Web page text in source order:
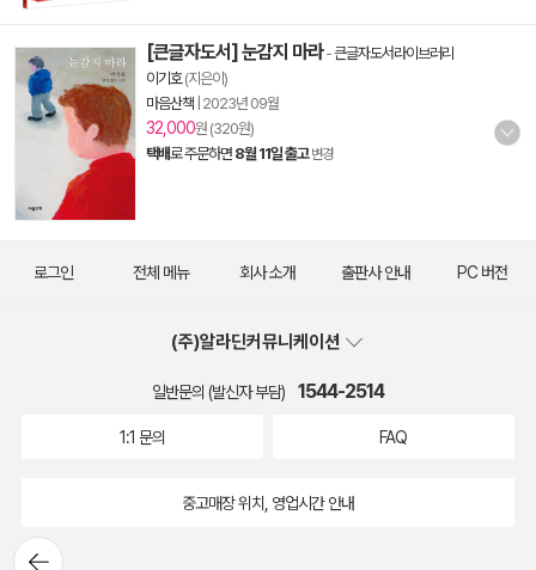
[큰글자도서] 눈감지 마라-큰글자도서라이브러리
이기호(지은이)
마음산책 2023년 09월
32,000원 (320원)
택배로 주문하면 8월 11일 출고 변경
뒤로가
로그인 전체 메뉴 회사 소개 출판사 안내 PC 버전
(주)알라딘커뮤니케이션
일반문의 (발신자 부담) 1544-2514
1:1 문의 FAQ
중고매장 위치, 영업시간 안내